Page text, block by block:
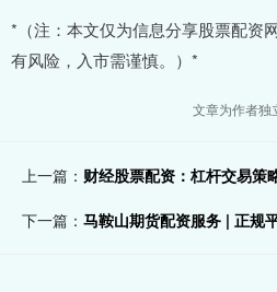
*（注：本文仅为信息分享股票配资
有风险，入市需谨慎。）*
文章为作者独
上一篇： 财经股票配资：杠杆交易策
下一篇： 马鞍山期货配资服务 | 正规